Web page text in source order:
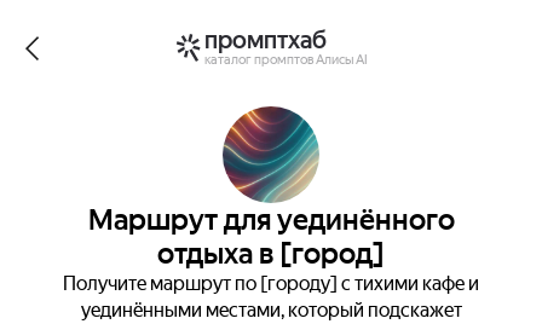
промптхаб
каталог промптов Алисы AI
Маршрут для уединённого
отдыха в [город]
Получите маршрут по [городу] с тихими кафе и
уединёнными местами, который подскажет